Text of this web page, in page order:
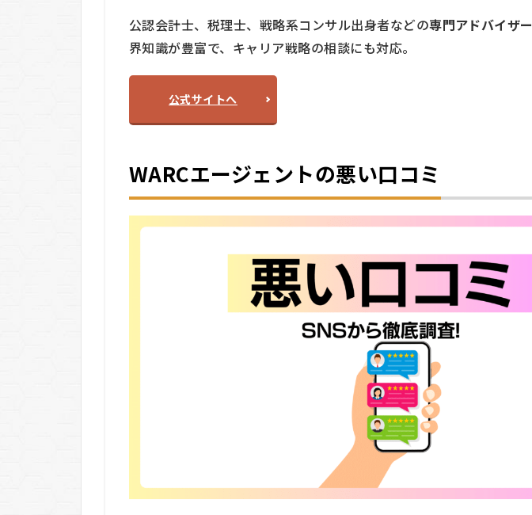
ント
の利
用の
5.1
サイ
トか
ら無
料登
録
人紹
公認会計士、税理士、戦略系コンサル出身者などの専門アドバイザー
界知識が豊富で、キャリア戦略の相談にも対応。
公式サイトへ
WARCエージェントの悪い口コミ